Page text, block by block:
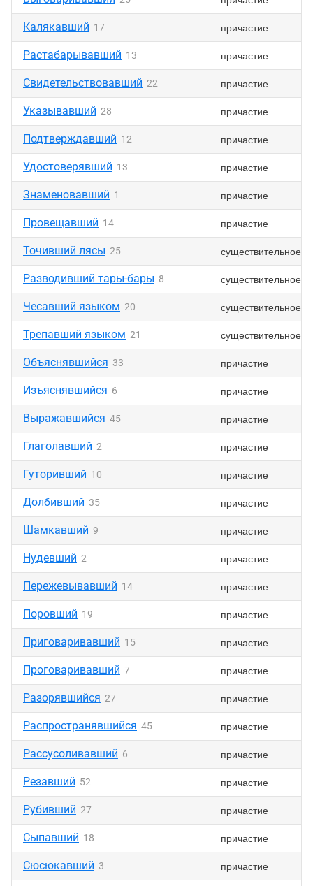
Калякавший 17 причастие
Растабарывавший 13 причастие
Свидетельствовавший 22 причастие
Указывавший 28 причастие
Подтверждавший 12 причастие
Удостоверявший 13 причастие
Знаменовавший 1 причастие
Провещавший 14 причастие
Точивший лясы 25 существительное
Разводивший тары-бары 8 существительное
Чесавший языком 20 существительное
Трепавший языком 21 существительное
Объяснявшийся 33 причастие
Изъяснявшийся 6 причастие
Выражавшийся 45 причастие
Глаголавший 2 причастие
Гуторивший 10 причастие
Долбивший 35 причастие
Шамкавший 9 причастие
Нудевший 2 причастие
Пережевывавший 14 причастие
Поровший 19 причастие
Приговаривавший 15 причастие
Проговаривавший 7 причастие
Разорявшийся 27 причастие
Распространявшийся 45 причастие
Рассусоливавший 6 причастие
Резавший 52 причастие
Рубивший 27 причастие
Сыпавший 18 причастие
Сюсюкавший 3 причастие